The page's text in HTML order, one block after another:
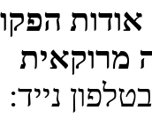
מרוקאית
נייד: 0526-504450